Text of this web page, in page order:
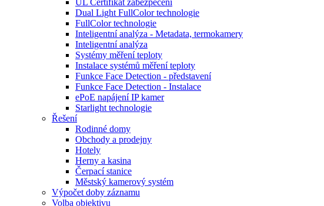
UL Certifikát zabezpečení
Dual Light FullColor technologie
FullColor technologie
Inteligentní analýza - Metadata, termokamery
Inteligentní analýza
Systémy měření teploty
Instalace systémů měření teploty
Funkce Face Detection - představení
Funkce Face Detection - Instalace
ePoE napájení IP kamer
Starlight technologie
Řešení
Rodinné domy
Obchody a prodejny
Hotely
Herny a kasina
Čerpací stanice
Městský kamerový systém
Výpočet doby záznamu
Volba objektivu